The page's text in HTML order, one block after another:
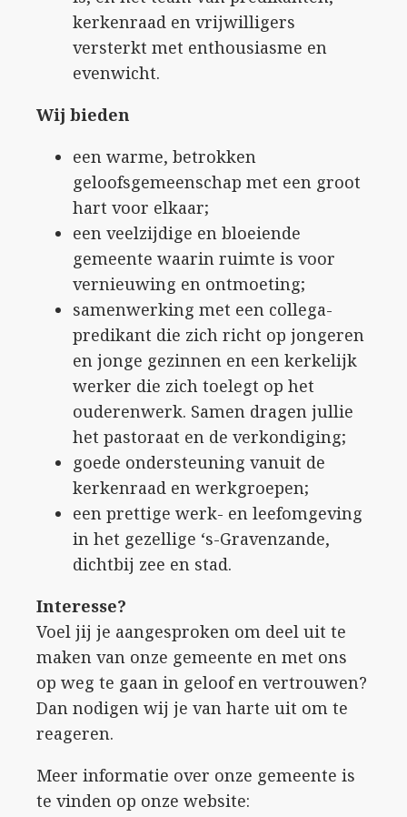
kerkenraad en vrijwilligers
versterkt met enthousiasme en
evenwicht.
Wij bieden
een warme, betrokken
geloofsgemeenschap met een groot
hart voor elkaar;
een veelzijdige en bloeiende
gemeente waarin ruimte is voor
vernieuwing en ontmoeting;
samenwerking met een collega-
predikant die zich richt op jongeren
en jonge gezinnen en een kerkelijk
werker die zich toelegt op het
ouderenwerk. Samen dragen jullie
het pastoraat en de verkondiging;
goede ondersteuning vanuit de
kerkenraad en werkgroepen;
een prettige werk- en leefomgeving
in het gezellige ‘s-Gravenzande,
dichtbij zee en stad.
Interesse?
Voel jij je aangesproken om deel uit te
maken van onze gemeente en met ons
op weg te gaan in geloof en vertrouwen?
Dan nodigen wij je van harte uit om te
reageren.
Meer informatie over onze gemeente is
te vinden op onze website: